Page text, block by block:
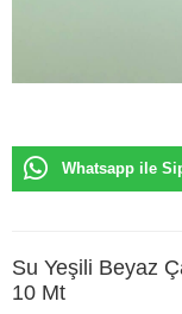
Whatsapp ile
Su Yeşili Beyaz
10 Mt